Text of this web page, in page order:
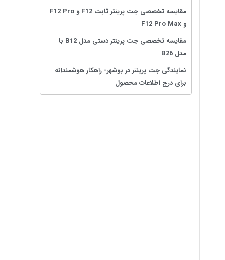
مقایسه تخصصی جت پرینتر ثابت F12 و F12 Pro
و F12 Pro Max
مقایسه تخصصی جت پرینتر دستی مدل B12 با
مدل B26
نمایندگی جت پرینتر در بوشهر- راهکار هوشمندانه
برای درج اطلاعات محصول